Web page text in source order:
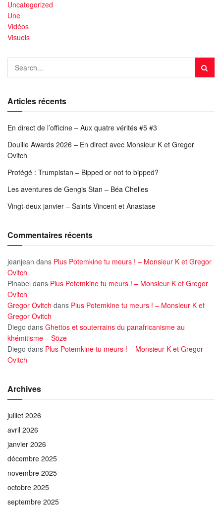
Uncategorized
Une
Vidéos
Visuels
Articles récents
En direct de l’officine – Aux quatre vérités #5 #3
Douille Awards 2026 – En direct avec Monsieur K et Gregor
Ovitch
Protégé : Trumpistan – Bipped or not to bipped?
Les aventures de Gengis Stan – Béa Chelles
Vingt-deux janvier – Saints Vincent et Anastase
Commentaires récents
jeanjean dans Plus Potemkine tu meurs ! – Monsieur K et Gregor
Ovitch
Pinabel dans Plus Potemkine tu meurs ! – Monsieur K et Gregor
Ovitch
Gregor Ovitch dans Plus Potemkine tu meurs ! – Monsieur K et
Gregor Ovitch
Diego dans Ghettos et souterrains du panafricanisme au
khémitisme – Söze
Diego dans Plus Potemkine tu meurs ! – Monsieur K et Gregor
Ovitch
Archives
juillet 2026
avril 2026
janvier 2026
décembre 2025
novembre 2025
octobre 2025
septembre 2025